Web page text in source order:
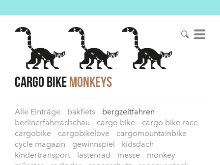
Cargo BikeMonkeys
Alle Einträge bakfiets
bergzeitfahren
berlinerfahrradschau
cargo bike
cargo bike race
cargobike
cargobikelove
cargomountainbike
cycle magazin
gewinnspiel
kidsdach
kindertransport
lastenrad messe
monkey